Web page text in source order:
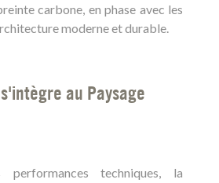
carbone, en phase avec les
moderne et durable.
au Paysage
techniques, la